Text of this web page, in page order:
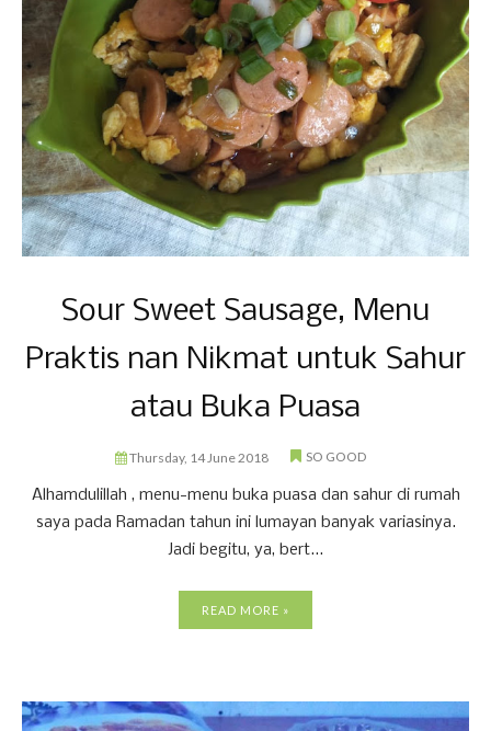
Sour Sweet Sausage, Menu
Praktis nan Nikmat untuk Sahur
atau Buka Puasa
Thursday, 14 June 2018 SO GOOD
Alhamdulillah , menu-menu buka puasa dan sahur di rumah
saya pada Ramadan tahun ini lumayan banyak variasinya.
Jadi begitu, ya, bert...
READ MORE »